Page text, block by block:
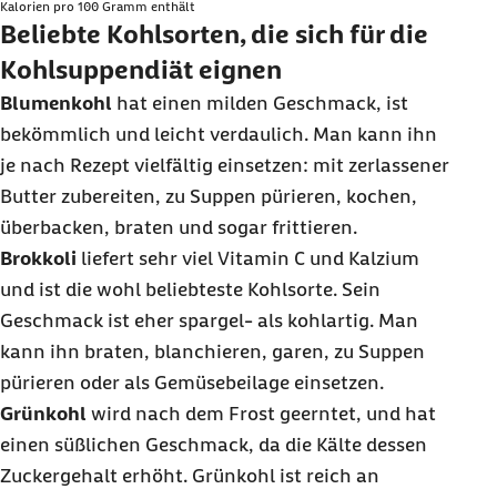
Kalorien pro 100 Gramm enthält
Beliebte Kohlsorten, die sich für die
Kohlsuppendiät eignen
Blumenkohl hat einen milden Geschmack, ist
bekömmlich und leicht verdaulich. Man kann ihn
je nach Rezept vielfältig einsetzen: mit zerlassener
Butter zubereiten, zu Suppen pürieren, kochen,
überbacken, braten und sogar frittieren.
Brokkoli liefert sehr viel Vitamin C und Kalzium
und ist die wohl beliebteste Kohlsorte. Sein
Geschmack ist eher spargel- als kohlartig. Man
kann ihn braten, blanchieren, garen, zu Suppen
pürieren oder als Gemüsebeilage einsetzen.
Grünkohl wird nach dem Frost geerntet, und hat
einen süßlichen Geschmack, da die Kälte dessen
Zuckergehalt erhöht. Grünkohl ist reich an